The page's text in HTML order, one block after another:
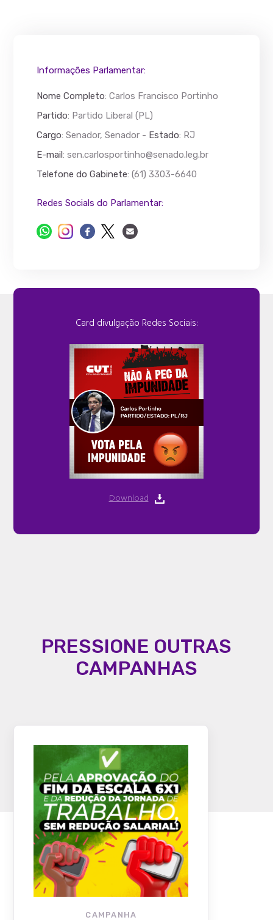
Informações Parlamentar:
Nome Completo:Carlos Francisco Portinho
Partido: Partido Liberal (PL)
Cargo: Senador, Senador - Estado: RJ
E-mail:sen.carlosportinho@senado.leg.br
Telefone do Gabinete: (61) 3303-6640
Redes Socials do Parlamentar:
Card divulgação Redes Sociais:
Download
PRESSIONE OUTRAS
CAMPANHAS
CAMPANHA